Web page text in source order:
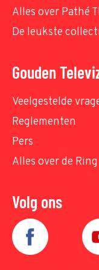
Alles over Pathé
De leukste
Gouden
Veelgestelde
Reglementen
Pers
Alles over de Ring
Volg ons